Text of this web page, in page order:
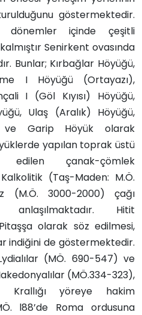
göstermektedir.
dönemler içinde çeşitli
Senirkent ovasında
Bunlar; Kırbağlar Höyüğü,
I Höyüğü (Ortayazı),
I (Göl Kıyısı) Höyüğü,
Ulaş (Aralık) Höyüğü,
ve Garip Höyük olarak
yapılan toprak üstü
edilen çanak-çömlek
(Taş-Maden: M.Ö.
(M.Ö. 3000-2000) çağı
anlaşılmaktadır. Hitit
olarak söz edilmesi,
indiğini de göstermektedir.
(MÖ. 690-547) ve
(MÖ.334-323),
Krallığı yöreye hakim
l88’de Roma ordusuna